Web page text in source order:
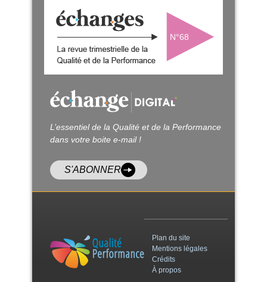
N°68
L’essentiel de la Qualité et de la Performance
dans votre boite e-mail !
S'ABONNER
Plan du site
Mentions légales
Crédits
À propos